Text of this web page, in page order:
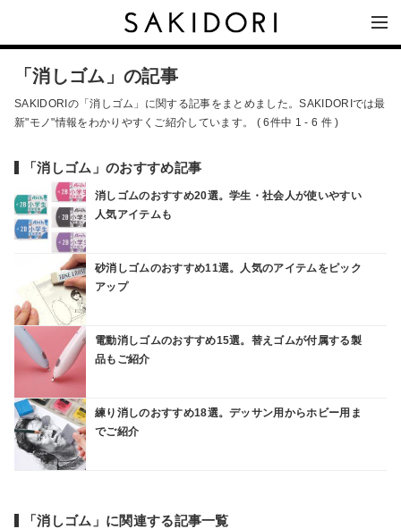
「消しゴム」の記事
SAKIDORIの「消しゴム」に関する記事をまとめました。SAKIDORIでは最
新"モノ"情報をわかりやすくご紹介しています。 ( 6件中 1 - 6 件 )
「消しゴム」のおすすめ記事
消しゴムのおすすめ20選。学生・社会人が使いやすい
人気アイテムも
砂消しゴムのおすすめ11選。人気のアイテムをピック
アップ
電動消しゴムのおすすめ15選。替えゴムが付属する製
品もご紹介
練り消しのおすすめ18選。デッサン用からホビー用ま
でご紹介
「消しゴム」に関連する記事一覧